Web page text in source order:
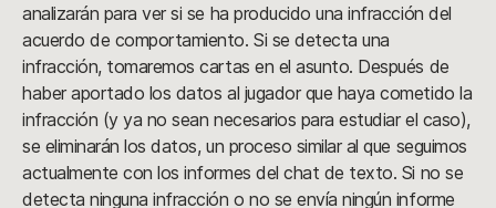
analizarán para ver si se ha producido una infracción del
acuerdo de comportamiento. Si se detecta una
infracción, tomaremos cartas en el asunto. Después de
haber aportado los datos al jugador que haya cometido la
infracción (y ya no sean necesarios para estudiar el caso),
se eliminarán los datos, un proceso similar al que seguimos
actualmente con los informes del chat de texto. Si no se
detecta ninguna infracción o no se envía ningún informe